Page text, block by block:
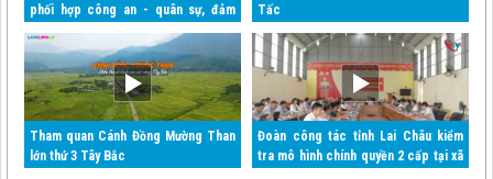
phối hợp công an - quân sự, đảm
toàn xã hội
Tấc
Tham quan Cánh Đồng Mường Than
lớn thứ 3 Tây Bắc
Đoàn công tác tỉnh Lai Châu kiểm
tra mô hình chính quyền 2 cấp tại xã